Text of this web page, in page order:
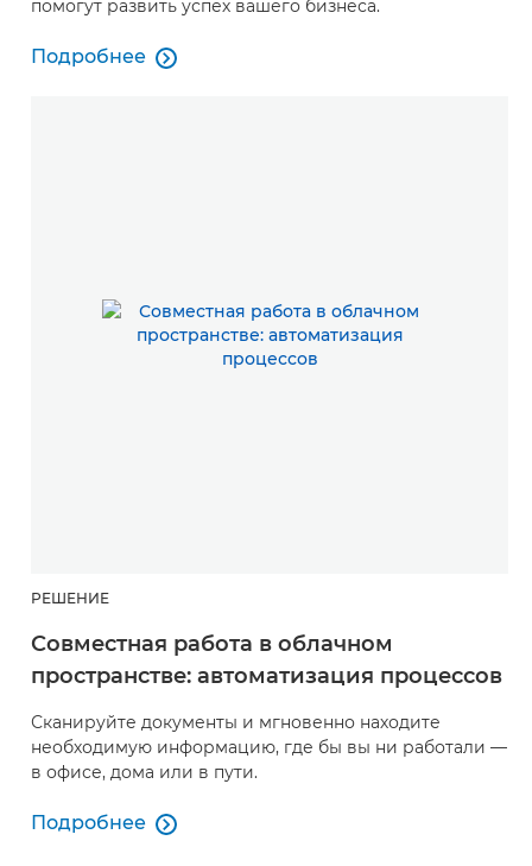
помогут развить успех вашего бизнеса.
Подробнее
Управляемые облачные сервисы

РЕШЕНИЕ
Совместная работа в облачном
пространстве: автоматизация процессов
Сканируйте документы и мгновенно находите
необходимую информацию, где бы вы ни работали —
в офисе, дома или в пути.
Подробнее
Совместная работа в облачном пространстве:
